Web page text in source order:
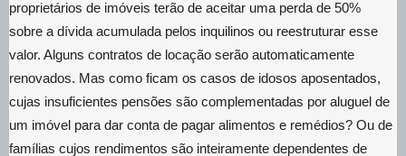
proprietários de imóveis terão de aceitar uma perda de 50%
sobre a dívida acumulada pelos inquilinos ou reestruturar esse
valor. Alguns contratos de locação serão automaticamente
renovados. Mas como ficam os casos de idosos aposentados,
cujas insuficientes pensões são complementadas por aluguel de
um imóvel para dar conta de pagar alimentos e remédios? Ou de
famílias cujos rendimentos são inteiramente dependentes de